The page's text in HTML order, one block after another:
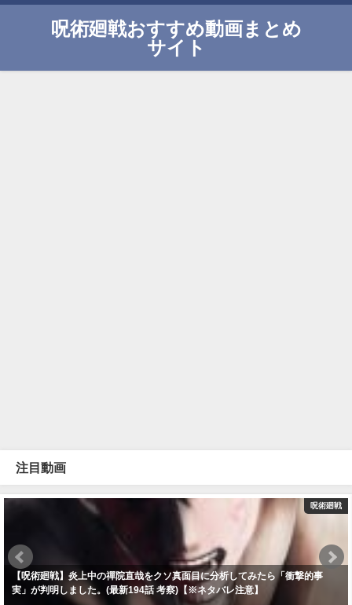
呪術廻戦おすすめ動画まとめ
サイト
注目動画
呪術廻戦
【呪術廻戦】炎上中の禪院直哉をクソ真面目に分析してみたら「衝撃的事
実」が判明しました。(最新194話 考察)【※ネタバレ注意】